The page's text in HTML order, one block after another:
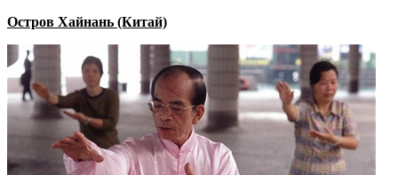
Остров Хайнань (Китай)